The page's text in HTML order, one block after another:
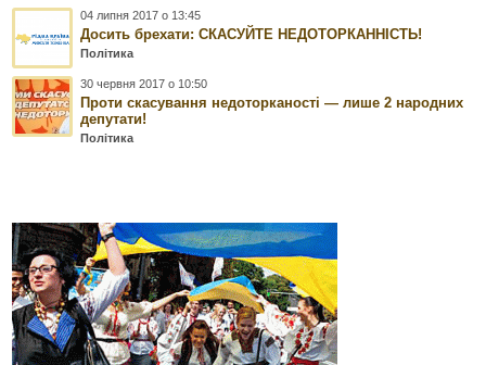
04 липня 2017 о 13:45
Досить брехати: СКАСУЙТЕ НЕДОТОРКАННІСТЬ!
Політика
30 червня 2017 о 10:50
Проти скасування недоторканості — лише 2 народних
депутати!
Політика